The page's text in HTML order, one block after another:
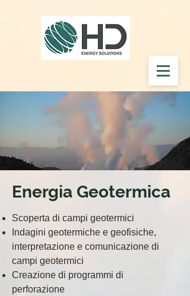
Energia Geotermica
Scoperta di campi geotermici
Indagini geotermiche e geofisiche,
interpretazione e comunicazione di
campi geotermici
Creazione di programmi di
perforazione